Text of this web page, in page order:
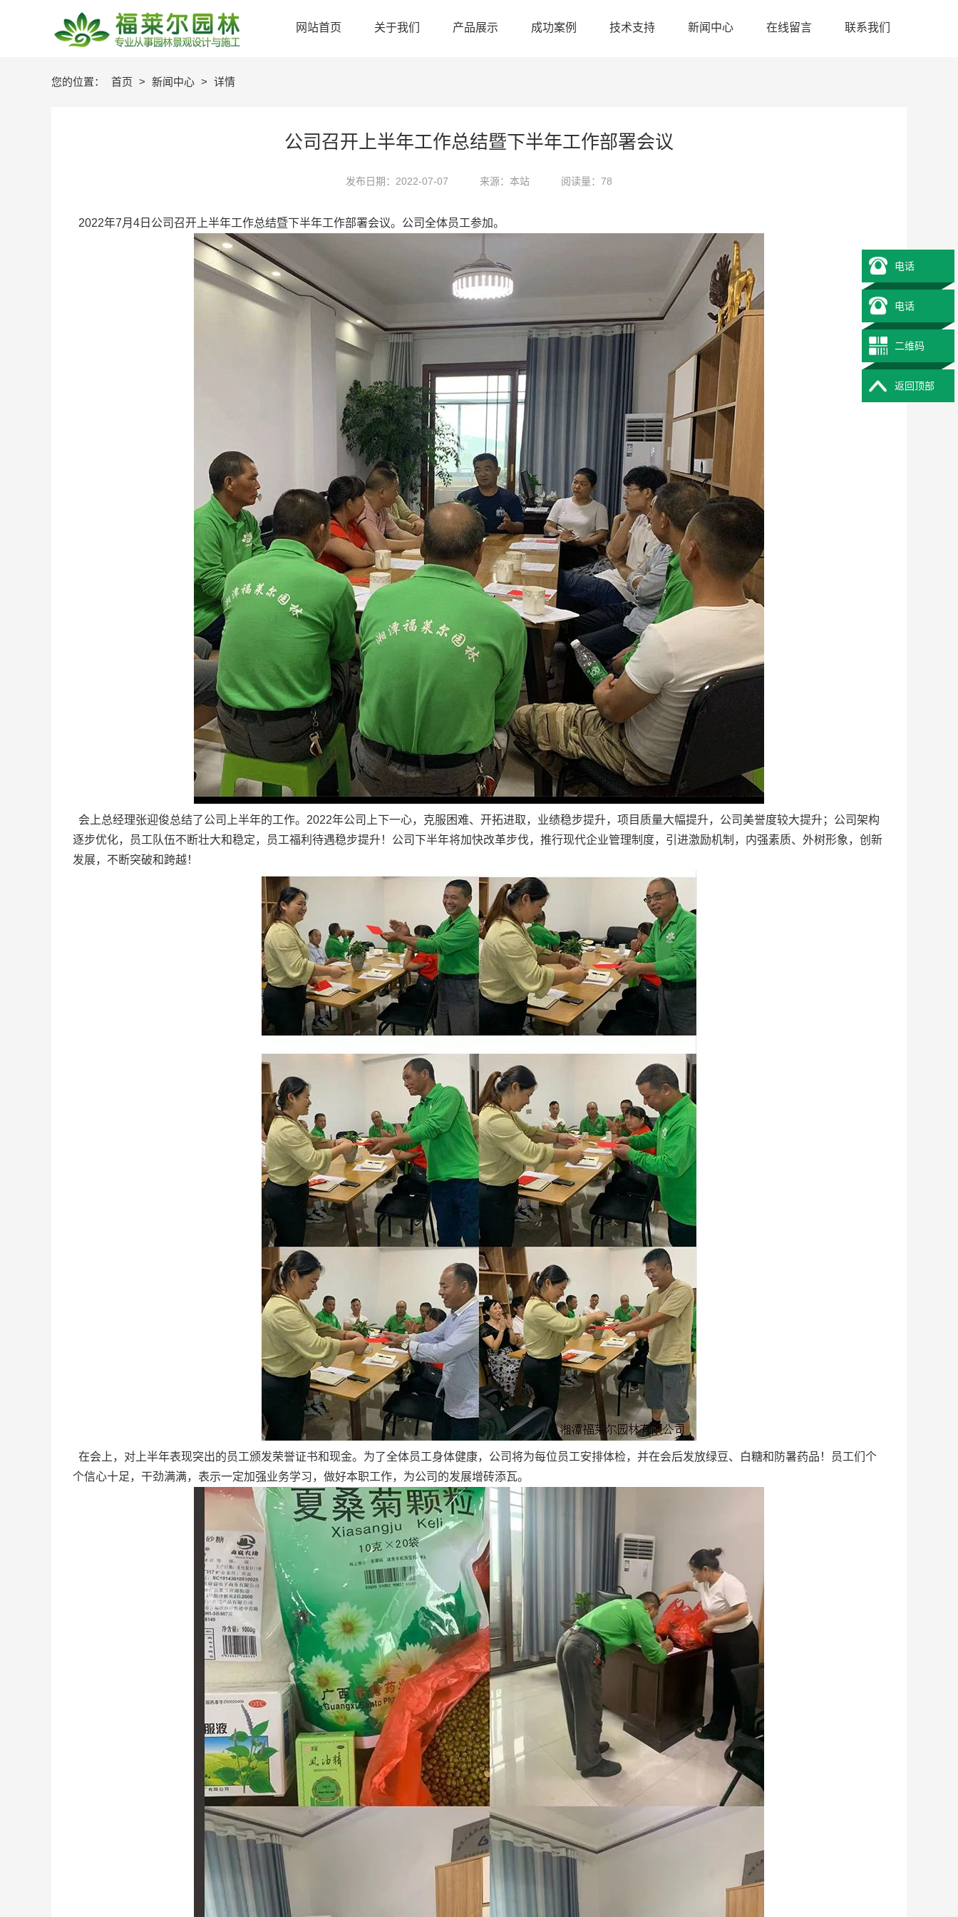
网站首页 关于我们 产品展示 成功案例 技术支持 新闻中心 在线留言 联系我们
您的位置： 首页 > 新闻中心 > 详情
公司召开上半年工作总结暨下半年工作部署会议
发布日期：2022-07-07 来源：本站 阅读量：78
2022年7月4日公司召开上半年工作总结暨下半年工作部署会议。公司全体员工参加。
会上总经理张迎俊总结了公司上半年的工作。2022年公司上下一心，克服困难、开拓进取，业绩稳步提升，项目质量大幅提升，公司美誉度较大提升；公司架构
逐步优化，员工队伍不断壮大和稳定，员工福利待遇稳步提升！公司下半年将加快改革步伐，推行现代企业管理制度，引进激励机制，内强素质、外树形象，创新
发展，不断突破和跨越！
在会上，对上半年表现突出的员工颁发荣誉证书和现金。为了全体员工身体健康，公司将为每位员工安排体检，并在会后发放绿豆、白糖和防暑药品！员工们个
个信心十足，干劲满满，表示一定加强业务学习，做好本职工作，为公司的发展增砖添瓦。
电话
电话
二维码
返回顶部